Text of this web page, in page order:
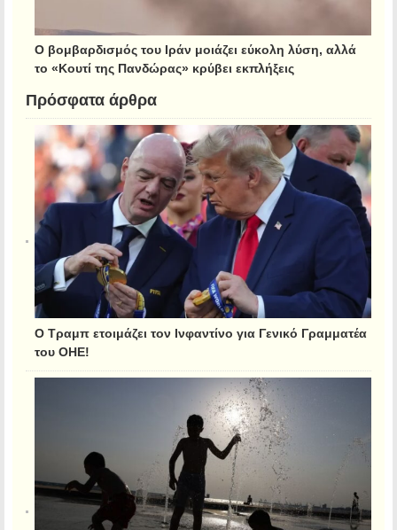
Ο βομβαρδισμός του Ιράν μοιάζει εύκολη λύση, αλλά
το «Κουτί της Πανδώρας» κρύβει εκπλήξεις
Πρόσφατα άρθρα
Ο Τραμπ ετοιμάζει τον Ινφαντίνο για Γενικό Γραμματέα
του ΟΗΕ!